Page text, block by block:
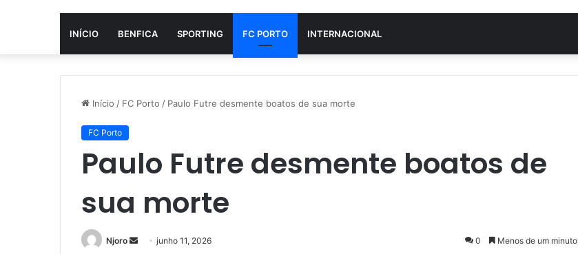
INÍCIO BENFICA SPORTING FC PORTO INTERNACIONAL
Início / FC Porto / Paulo Futre desmente boatos de sua morte
FC Porto
Paulo Futre desmente boatos de
sua morte
Njoro
Mandejunho 11, 2026 0 Menos de um minuto